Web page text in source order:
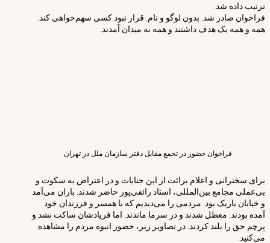
ترتیب داده شد.
فراخوان صادر شد. بدون لوگو و نام. قرار نبود کسی سهم‌خواهی کند.
همه و همه یک هدف داشتند و همه به میدان آمدند.
فراخوان حضور در تجمع مقابل دفتر سازمان ملل در تهران
برای سخنرانی و اعلام برائت از این جنایات و در اعتراض به سکوت و
بی‌عملی مجامع بین‌المللی، استاد رائفی‌پور حاضر شدند. باران می‌آمد
و خیابان باریک بود. مردمی را می‌دیدیم که با همسر و فرزندان خود
آمده بودند. معطل شدند و در سرما ماندند. اما فریادشان ساکت نشد و
پرچم حق را بلند کردند. در تصاویر زیر، حضور انبوه مردم را مشاهده
می‌کنید.